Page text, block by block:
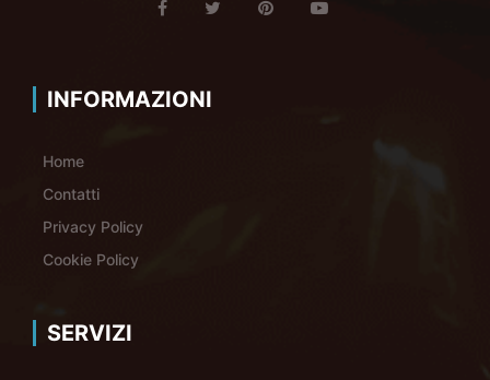
INFORMAZIONI
Home
Contatti
Privacy Policy
Cookie Policy
SERVIZI